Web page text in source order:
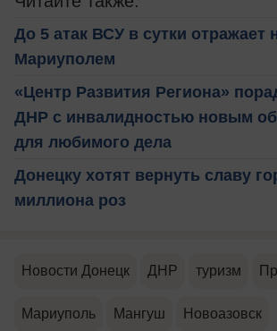
До 5 атак ВСУ в сутки
Мариуполем
«Центр Развития Региона»
ДНР с инвалидностью новым
для любимого дела
Донецку хотят вернуть славу
миллиона роз
Новости Донецк ДНР туризм
Мариуполь Мангуш Новоазовск